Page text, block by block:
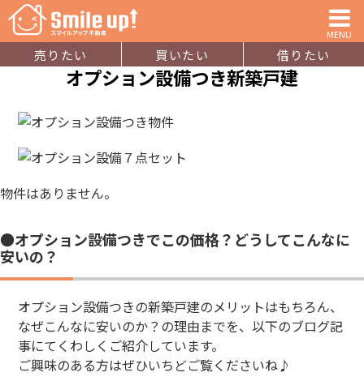
MENU
売りたい 買いたい 借りたい
オプション設備つき新築戸建
物件はありません。
●オプション設備つきでこの価格？どうしてこんなに
安いの？
オプション設備つきの新築戸建のメリットはもちろん、
なぜこんなに安いのか？の理由までを、以下のブログ記
事にてくわしくご紹介しています。
ご興味のある方はぜひいちどご覧くださいね♪